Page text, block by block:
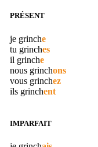
PRÉSENT
je grinche
tu grinches
il grinche
nous grinchons
vous grinchez
ils grinchent
IMPARFAIT